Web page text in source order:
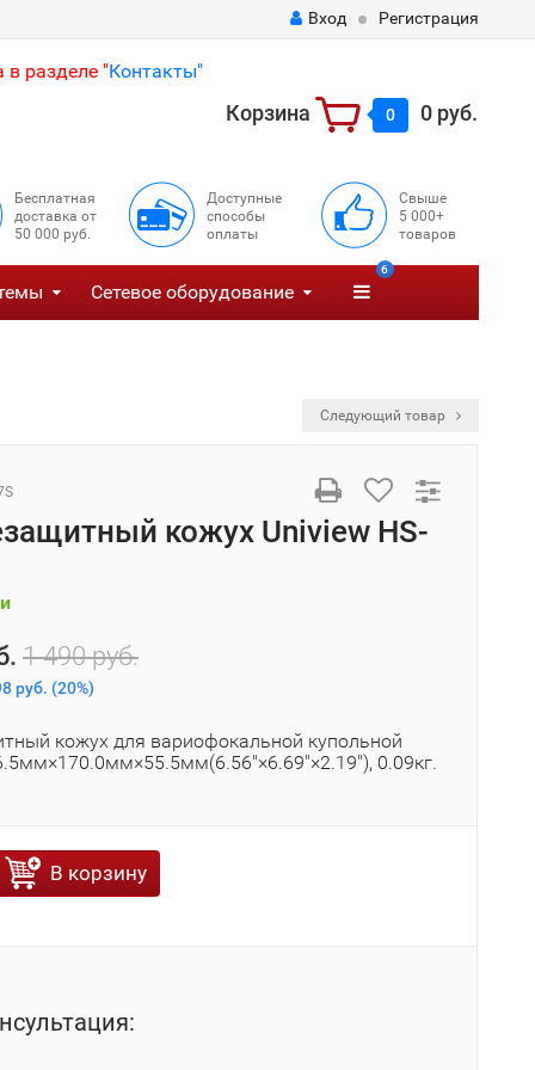
Вход Регистрация
разделе "Контакты"
Корзина 0 0 руб.
Бесплатная
доставка от
50 000 руб.
Доступные
способы
оплаты
Свыше
5 000+
товаров
Сетевое оборудование
6
Следующий товар
кожух Uniview HS-
1 490 руб.
руб. (20%)
кожух для вариофокальной купольной
0.09кг.
В корзину